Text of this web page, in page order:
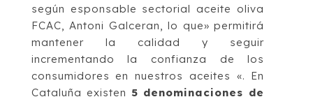
según esponsable sectorial aceite oliva
FCAC, Antoni Galceran, lo que» permitirá
mantener la calidad y seguir
incrementando la confianza de los
consumidores en nuestros aceites «. En
Cataluña existen 5 denominaciones de